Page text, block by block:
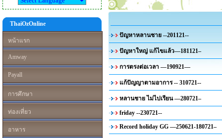
ThaiOzOnline
หน้าแรก
Amway
Payall
การศึกษา
ท่องเที่ยว
อาหาร
ปัญหาหลานชาย --201121--
ปัญหาใหญ่ แก้ไขแล้ว—181121–
การตรงต่อเวลา —190921—
แก้ปัญญาตามอาการ -- 310721--
หลานชาย ไม่ไปเรียน —280721–
friday --230721--
Record holiday GG —250621-180721–